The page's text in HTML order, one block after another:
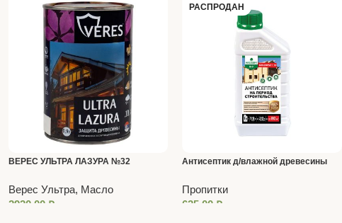
ВЕРЕС УЛЬТРА ЛАЗУРА №32
Верес Ультра, Масло
2920,00 ₽
РАСПРОДАН
Антисептик д/влажной древесины
Пропитки
625,00 ₽